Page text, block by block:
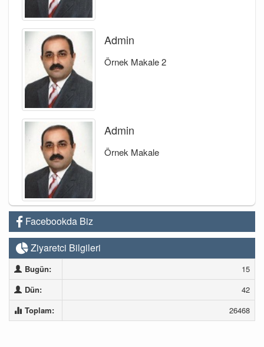
Admin
Örnek Makale 2
Admin
Örnek Makale
Facebookda Biz
Ziyaretci Bilgileri
Bugün:
15
Dün:
42
Toplam:
26468